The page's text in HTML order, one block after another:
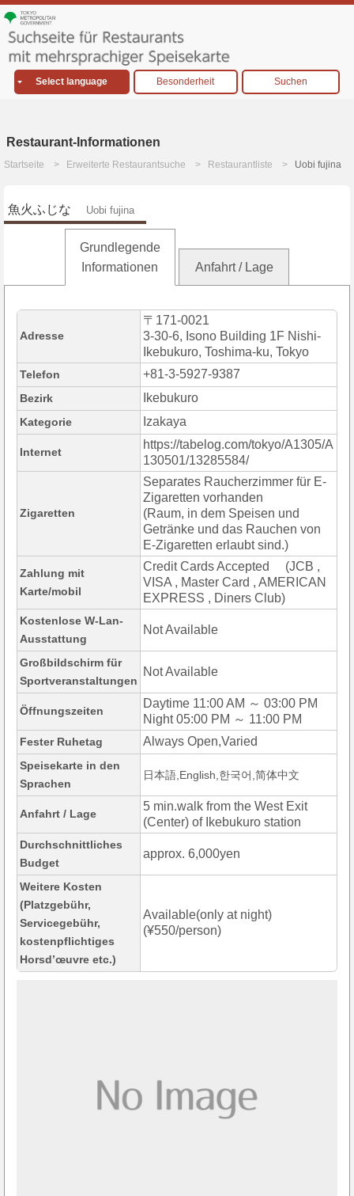
Select language Besonderheit Suchen
Restaurant-Informationen
Startseite Erweiterte Restaurantsuche Restaurantliste Uobi fujina
魚火ふじな Uobi fujina
Grundlegende
Informationen
Anfahrt / Lage
Adresse
〒171-0021
3-30-6, Isono Building 1F Nishi-
Ikebukuro, Toshima-ku, Tokyo
Telefon +81-3-5927-9387
Bezirk Ikebukuro
Kategorie Izakaya
Internet
https://tabelog.com/tokyo/A1305/A
130501/13285584/
Zigaretten
Separates Raucherzimmer für E-
Zigaretten vorhanden
(Raum, in dem Speisen und
Getränke und das Rauchen von
E-Zigaretten erlaubt sind.)
Zahlung mit
Karte/mobil
Credit Cards Accepted (JCB ,
VISA , Master Card , AMERICAN
EXPRESS , Diners Club)
Kostenlose W-Lan-
Ausstattung
Not Available
Großbildschirm für
Sportveranstaltungen
Not Available
Öffnungszeiten
Daytime 11:00 AM ～ 03:00 PM
Night 05:00 PM ～ 11:00 PM
Fester Ruhetag Always Open,Varied
Speisekarte in den
Sprachen
日本語,English,한국어,简体中文
Anfahrt / Lage
5 min.walk from the West Exit
(Center) of Ikebukuro station
Durchschnittliches
Budget
approx. 6,000yen
Weitere Kosten
(Platzgebühr,
Servicegebühr,
kostenpflichtiges
Horsd’œuvre etc.)
Available(only at night)
(¥550/person)